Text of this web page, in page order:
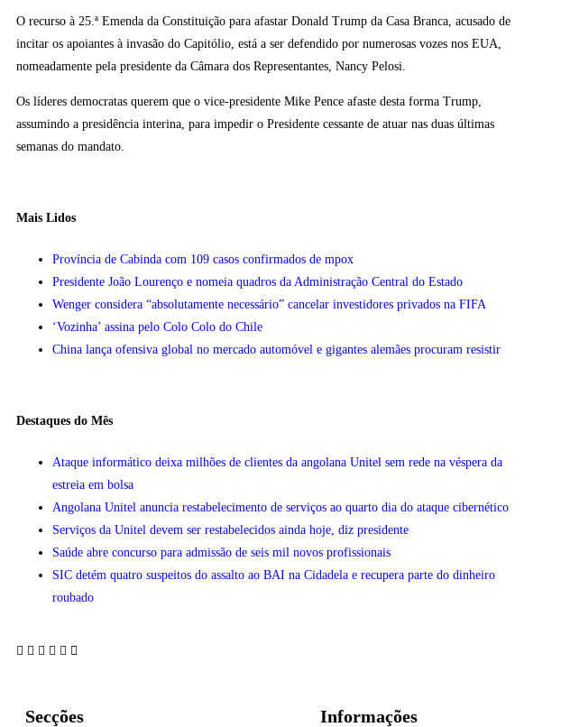
O recurso à 25.ª Emenda da Constituição para afastar Donald Trump da Casa Branca, acusado de
incitar os apoiantes à invasão do Capitólio, está a ser defendido por numerosas vozes nos EUA,
nomeadamente pela presidente da Câmara dos Representantes, Nancy Pelosi.
Os líderes democratas querem que o vice-presidente Mike Pence afaste desta forma Trump,
assumindo a presidência interina, para impedir o Presidente cessante de atuar nas duas últimas
semanas do mandato.
Mais Lidos
Província de Cabinda com 109 casos confirmados de mpox
Presidente João Lourenço e nomeia quadros da Administração Central do Estado
Wenger considera “absolutamente necessário” cancelar investidores privados na FIFA
‘Vozinha’ assina pelo Colo Colo do Chile
China lança ofensiva global no mercado automóvel e gigantes alemães procuram resistir
Destaques do Mês
Ataque informático deixa milhões de clientes da angolana Unitel sem rede na véspera da
estreia em bolsa
Angolana Unitel anuncia restabelecimento de serviços ao quarto dia do ataque cibernético
Serviços da Unitel devem ser restabelecidos ainda hoje, diz presidente
Saúde abre concurso para admissão de seis mil novos profissionais
SIC detém quatro suspeitos do assalto ao BAI na Cidadela e recupera parte do dinheiro
roubado
Secções Informações